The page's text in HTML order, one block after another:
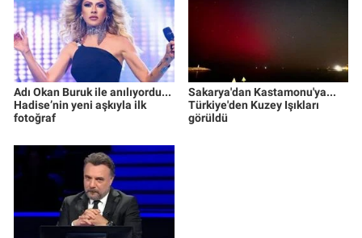
Adı Okan Buruk ile anılıyordu...
Hadise’nin yeni aşkıyla ilk
fotoğraf
Sakarya'dan Kastamonu'ya...
Türkiye'den Kuzey Işıkları
görüldü